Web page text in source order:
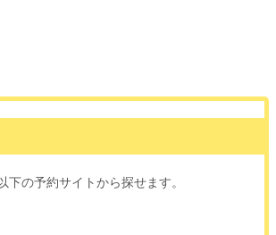
下の予約サイトから探せます。